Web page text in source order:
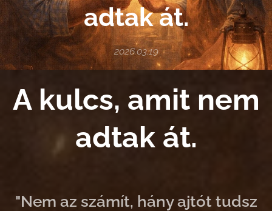
adtak át.
2026.03.19
A kulcs, amit nem
adtak át.
"Nem az számít, hány ajtót tudsz